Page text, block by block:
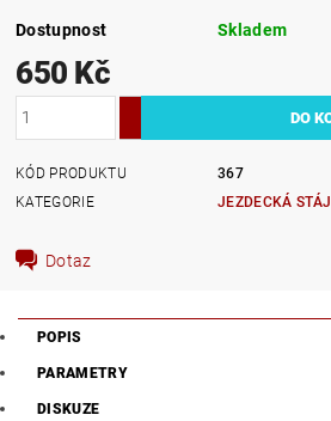
Dostupnost Skladem
650 Kč
KÓD PRODUKTU
367
KATEGORIE
JEZDECKÁ STÁJ
Dotaz
POPIS
PARAMETRY
DISKUZE